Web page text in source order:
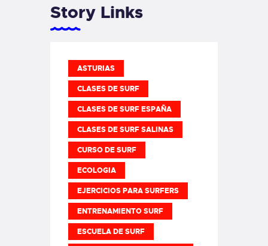
Story Links
ASTURIAS
CLASES DE SURF
CLASES DE SURF ESPAÑA
CLASES DE SURF SALINAS
CURSO DE SURF
ECOLOGIA
EJERCICIOS PARA SURFERS
ENTRENAMIENTO SURF
ESCUELA DE SURF